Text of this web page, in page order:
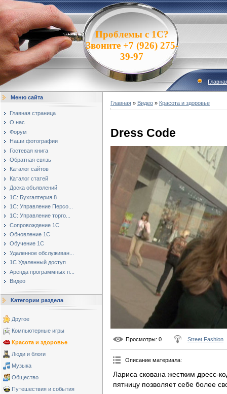
Проблемы с 1С?
Звоните +7 (926) 275-
39-97
Меню сайта
Главная страница
О нас
Форум
Наши фотографии
Гостевая книга
Обратная связь
Каталог сайтов
Каталог статей
Доска объявлений
1С: Бухгалтерия 8
1С: Управление Персо...
1С: Управление торго...
Сопровождение 1С
Обновление 1С
Обучение 1С
Удаленное обслуживан...
1С Удаленный доступ
Аренда программных п...
Видео
Категории раздела
Другое
Компьютерные игры
Красота и здоровье
Люди и блоги
Музыка
Общество
Путешествия и события
Главная » Видео » Красота и здоровье
Dress Code
Просмотры: 0 Street Fashion
Описание материала:
Лариса скована жестким дресс-
пятницу позволяет себе более